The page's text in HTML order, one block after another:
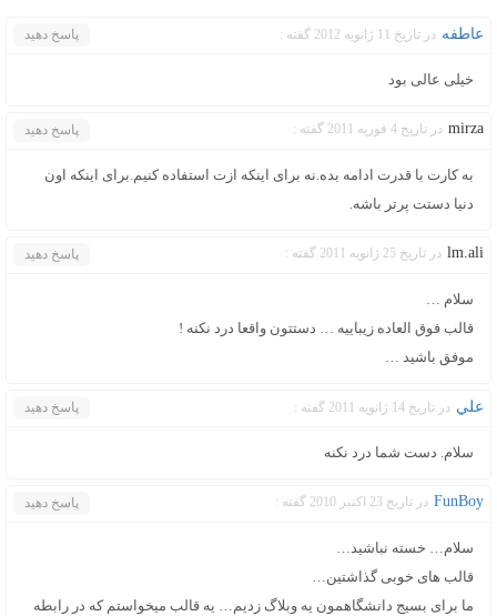
عاطفه در تاریخ 11 ژانویه 2012 گفته : پاسخ دهید
خیلی عالی بود
mirza در تاریخ 4 فوریه 2011 گفته : پاسخ دهید
به کارت با قدرت ادامه بده.نه برای اینکه ازت استفاده کنیم.برای اینکه اون
دنیا دستت پرتر باشه.
lm.ali در تاریخ 25 ژانویه 2011 گفته : پاسخ دهید
سلام …
قالب فوق العاده زیباییه … دستتون واقعا درد نکنه !
موفق باشید …
علي در تاریخ 14 ژانویه 2011 گفته : پاسخ دهید
سلام. دست شما درد نكنه
FunBoy در تاریخ 23 اکتبر 2010 گفته : پاسخ دهید
سلام… خسته نباشید…
قالب های خوبی گذاشتین…
ما برای بسیج دانشگاهمون یه وبلاگ زدیم… یه قالب میخواستم که در رابطه